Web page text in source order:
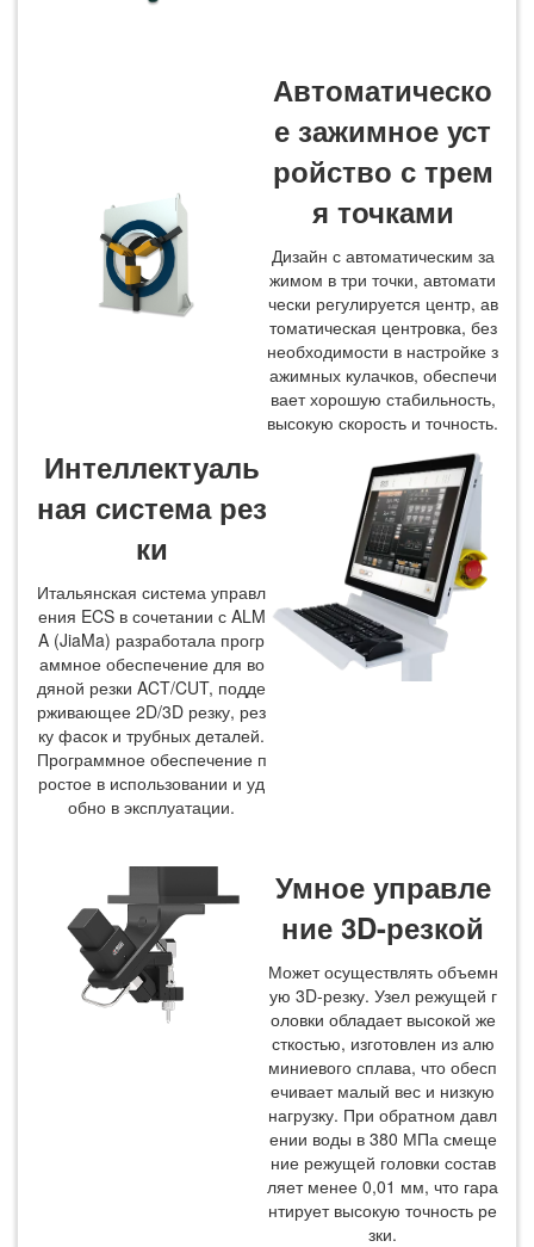
Автоматическо
е зажимное уст
ройство с трем
я точками
Дизайн с автоматическим за
жимом в три точки, автомати
чески регулируется центр, ав
томатическая центровка, без
необходимости в настройке з
ажимных кулачков, обеспечи
вает хорошую стабильность,
высокую скорость и точность.
Интеллектуаль
ная система рез
ки
Итальянская система управл
ения ECS в сочетании с ALM
A (JiaMa) разработала прогр
аммное обеспечение для во
дяной резки ACT/CUT, подде
рживающее 2D/3D резку, рез
ку фасок и трубных деталей.
Программное обеспечение п
ростое в использовании и уд
обно в эксплуатации.
Умное управле
ние 3D-резкой
Может осуществлять объемн
ую 3D-резку. Узел режущей г
оловки обладает высокой же
сткостью, изготовлен из алю
миниевого сплава, что обесп
ечивает малый вес и низкую
нагрузку. При обратном давл
ении воды в 380 МПа смеще
ние режущей головки состав
ляет менее 0,01 мм, что гара
нтирует высокую точность ре
зки.